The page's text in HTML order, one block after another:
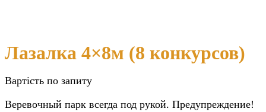
Лазалка 4×8м (8 конкурсов)
Вартість по запиту
Веревочный парк всегда под рукой. Предупреждение!